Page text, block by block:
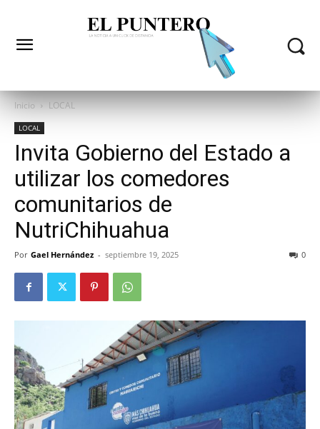
Inicio LOCAL
LOCAL
Invita Gobierno del Estado a
utilizar los comedores
comunitarios de
NutriChihuahua
Por Gael Hernández - septiembre 19, 2025 0